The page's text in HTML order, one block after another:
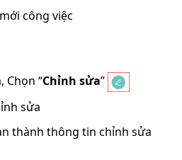
công việc
Chọn “Chỉnh sửa”
sửa
thành thông tin chỉnh sửa